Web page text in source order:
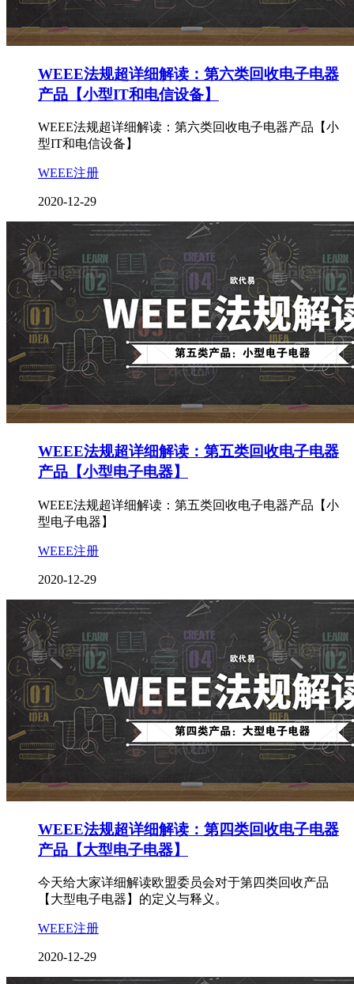
WEEE法规超详细解读：第六类回收电子电器
产品【小型IT和电信设备】
WEEE法规超详细解读：第六类回收电子电器产品【小
型IT和电信设备】
WEEE注册
2020-12-29
WEEE法规超详细解读：第五类回收电子电器
产品【小型电子电器】
WEEE法规超详细解读：第五类回收电子电器产品【小
型电子电器】
WEEE注册
2020-12-29
WEEE法规超详细解读：第四类回收电子电器
产品【大型电子电器】
今天给大家详细解读欧盟委员会对于第四类回收产品
【大型电子电器】的定义与释义。
WEEE注册
2020-12-29